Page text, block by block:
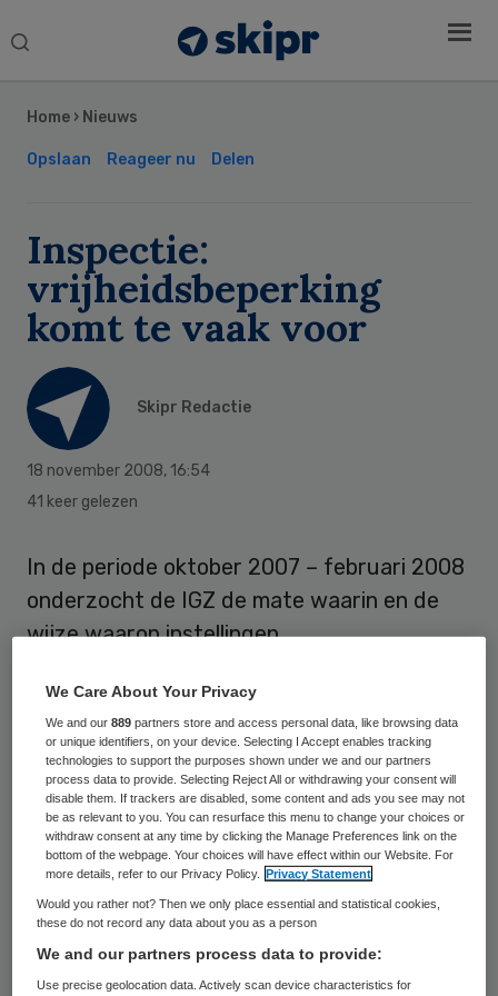
Search
Home › Nieuws
Opslaan Reageer nu Delen
Inspectie:
vrijheidsbeperking
komt te vaak voor
Skipr Redactie
18 november 2008, 16:54
41 keer gelezen
In de periode oktober 2007 – februari 2008
onderzocht de IGZ de mate waarin en de
wijze waarop instellingen
toepassen binnen de zorg voor mensen met
een verstandelijke beperking en de
ouderenzorg. De IGZ bezocht hiervoor
onaangekondigd en aangekondigd 86
instellingen. In het hierover uitgebrachte
rapport is de belangrijkste conclusie dat
vrijheidsbeperking nog te vaak voorkomt.
Daarnaast constateert de IGZ dat
hulpverleners hun handelen vaak niet als
Sidebar
We Care About Your Privacy
We and our889 partners store and access personal data, like browsing data
or unique identifiers, on your device. Selecting I Accept enables tracking
technologies to support the purposes shown under we and our partners
process data to provide. Selecting Reject All or withdrawing your consent will
disable them. If trackers are disabled, some content and ads you see may not
be as relevant to you. You can resurface this menu to change your choices or
withdraw consent at any time by clicking the Manage Preferences link on the
bottom of the webpage. Your choices will have effect within our Website. For
more details, refer to our Privacy Policy.
Privacy Statement
Would you rather not? Then we only place essential and statistical cookies,
these do not record any data about you as a person
We and our partners process data to provide:
Use precise geolocation data. Actively scan device characteristics for